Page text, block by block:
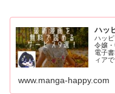
ハッ
ハッ
令嬢
電子
ィアで
www.manga-happy.com